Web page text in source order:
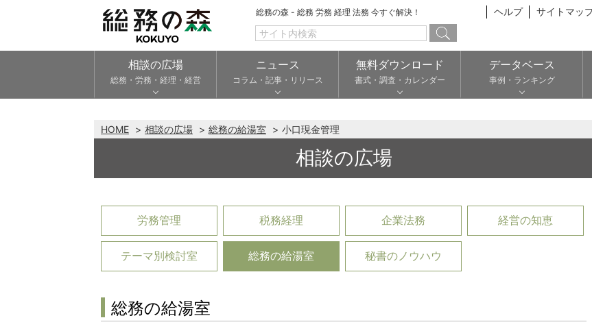
総務の森 - 総務 労務 経理 法務 今すぐ解決！ ヘルプ サイトマッ
相談の広場
総務・労務・経理・経営
ニュース
コラム・記事・リリース
無料ダウンロード
書式・調査・カレンダー
データベース
事例・ランキング
HOME 相談の広場 総務の給湯室 小口現金管理
相談の広場
労務管理 税務経理 企業法務 経営の知恵
テーマ別検討室 総務の給湯室 秘書のノウハウ
総務の給湯室